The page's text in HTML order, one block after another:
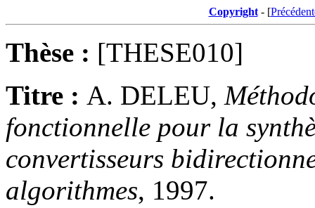
Copyright- [
Thèse : [THESE010]
Titre : A. DELEU,
fonctionnelle pour la
convertisseurs
algorithmes, 1997.